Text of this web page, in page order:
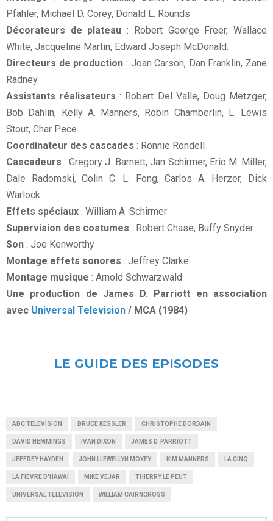
Pfahler, Michael D. Corey, Donald L. Rounds
Décorateurs de plateau : Robert George Freer, Wallace
White, Jacqueline Martin, Edward Joseph McDonald.
Directeurs de production : Joan Carson, Dan Franklin, Zane
Radney
Assistants réalisateurs : Robert Del Valle, Doug Metzger,
Bob Dahlin, Kelly A. Manners, Robin Chamberlin, L. Lewis
Stout, Char Pece
Coordinateur des cascades : Ronnie Rondell
Cascadeurs : Gregory J. Barnett, Jan Schirmer, Eric M. Miller,
Dale Radomski, Colin C. L. Fong, Carlos A. Herzer, Dick
Warlock
Effets spéciaux : William A. Schirmer
Supervision des costumes : Robert Chase, Buffy Snyder
Son : Joe Kenworthy
Montage effets sonores : Jeffrey Clarke
Montage musique : Arnold Schwarzwald
Une production de James D. Parriott en association
avec Universal Television / MCA (1984)
LE GUIDE DES EPISODES
ABC TELEVISION BRUCE KESSLER CHRISTOPHE DORDAIN
DAVID HEMMINGS IVAN DIXON JAMES D. PARRIOTT
JEFFREY HAYDEN JOHN LLEWELLYN MOXEY KIM MANNERS LA CINQ
LA FIÈVRE D'HAWAÏ MIKE VEJAR THIERRY LE PEUT
UNIVERSAL TELEVISION WILLIAM CAIRNCROSS